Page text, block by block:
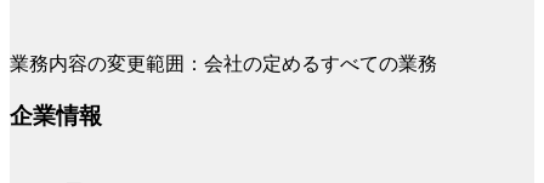
業務内容の変更範囲：会社の定めるすべての業務
企業情報